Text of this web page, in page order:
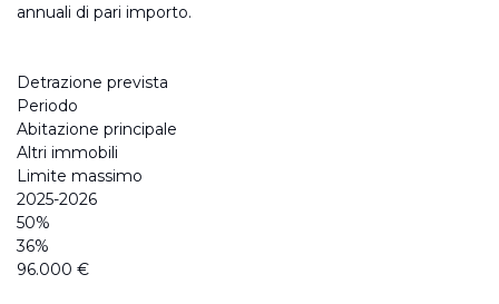
annuali di pari importo.
Detrazione prevista
Periodo
Abitazione principale
Altri immobili
Limite massimo
2025-2026
50%
36%
96.000 €